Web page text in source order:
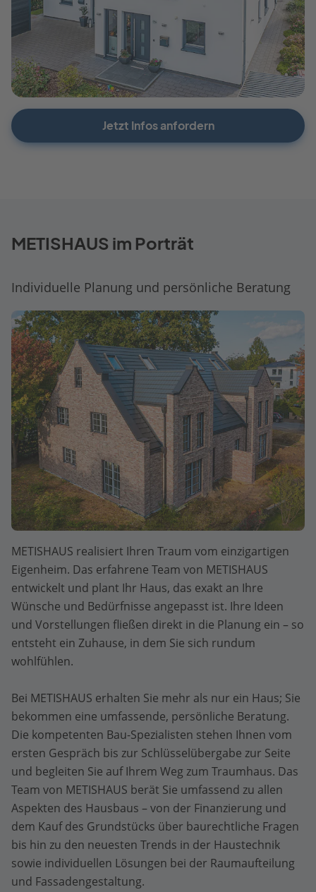
Jetzt Infos anfordern
METISHAUS im Porträt
Individuelle Planung und persönliche Beratung
METISHAUS realisiert Ihren Traum vom einzigartigen
Eigenheim. Das erfahrene Team von METISHAUS
entwickelt und plant Ihr Haus, das exakt an Ihre
Wünsche und Bedürfnisse angepasst ist. Ihre Ideen
und Vorstellungen fließen direkt in die Planung ein – so
entsteht ein Zuhause, in dem Sie sich rundum
wohlfühlen.
Bei METISHAUS erhalten Sie mehr als nur ein Haus; Sie
bekommen eine umfassende, persönliche Beratung.
Die kompetenten Bau-Spezialisten stehen Ihnen vom
ersten Gespräch bis zur Schlüsselübergabe zur Seite
und begleiten Sie auf Ihrem Weg zum Traumhaus. Das
Team von METISHAUS berät Sie umfassend zu allen
Aspekten des Hausbaus – von der Finanzierung und
dem Kauf des Grundstücks über baurechtliche Fragen
bis hin zu den neuesten Trends in der Haustechnik
sowie individuellen Lösungen bei der Raumaufteilung
und Fassadengestaltung.